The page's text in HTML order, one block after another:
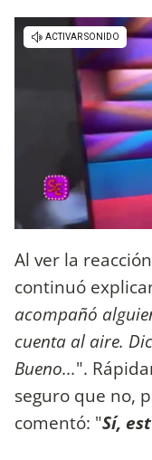
Al ver la
continuó
acompañó
cuenta al aire.
Bueno...".
seguro que no,
comentó: "Sí,